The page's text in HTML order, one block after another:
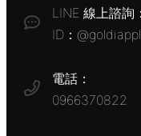
LINE 線上諮詢：
ID：
電話：
0966370822